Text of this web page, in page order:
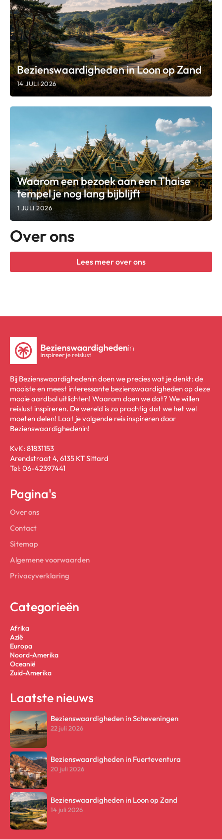
Bezienswaardigheden in Loon op Zand
14 JULI 2026
Waarom een bezoek aan een Thaise
tempel je nog lang bijblijft
1 JULI 2026
Over ons
Lees meer over ons
Bij Bezienswaardighedenin doen we precies wat je denkt: de
mooiste en meest interessante bezienswaardigheden op deze
mooie aardbol uitlichten! Waarom doen we dat? We willen
reislust inspireren. De wereld is zo prachtig dat we het wel
moeten delen! Laat je volgende reis inspireren door
Bezienswaardighedenin!
KvK: 81831153
Arendstraat 4, 6135 KT Sittard
Tel: 06-42397441
Pagina's
Over ons
Contact
Sitemap
Algemene voorwaarden
Privacyverklaring
Categorieën
Afrika
Azië
Europa
Noord-Amerika
Oceanië
Zuid-Amerika
Laatste nieuws
Bezienswaardigheden in Scheveningen
22 juli 2026
Bezienswaardigheden in Fuerteventura
20 juli 2026
Bezienswaardigheden in Loon op Zand
14 juli 2026